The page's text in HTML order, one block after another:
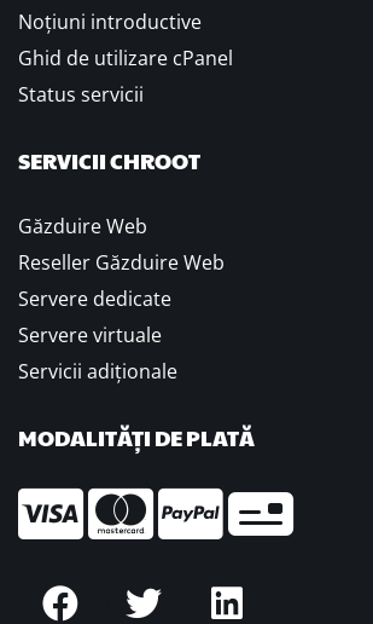
Noțiuni introductive
Ghid de utilizare cPanel
Status servicii
SERVICII CHROOT
Găzduire Web
Reseller Găzduire Web
Servere dedicate
Servere virtuale
Servicii adiționale
MODALITĂȚI DE PLATĂ